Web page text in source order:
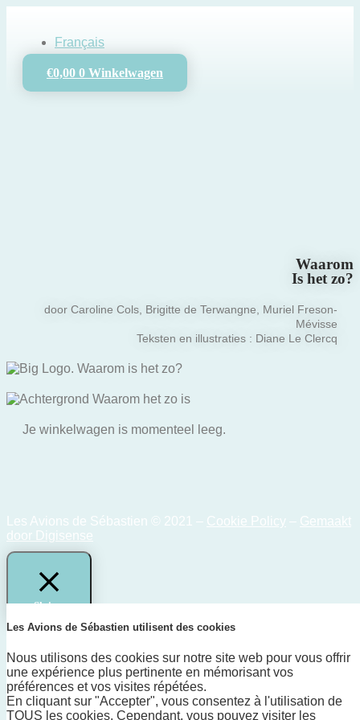
inhoud
Français
€0,00 0 Winkelwagen
Waarom
Is het zo?
door Caroline Cols, Brigitte de Terwangne, Muriel Freson-
Mévisse
Teksten en illustraties : Diane Le Clercq
Je winkelwagen is momenteel leeg.
Les Avions de Sébastien © 2021 – Cookie Policy – Gemaakt
door Digisense
Les Avions de Sébastien utilisent des cookies
Nous utilisons des cookies sur notre site web pour vous offrir
une expérience plus pertinente en mémorisant vos
préférences et vos visites répétées.
En cliquant sur "Accepter", vous consentez à l'utilisation de
TOUS les cookies. Cependant, vous pouvez visiter les
Sluiten
Deze website maakt gebruik van cookies om uw ervaring te
verbeteren terwijl u door de website navigeert. Van deze
cookies worden de cookies die als noodzakelijk zijn